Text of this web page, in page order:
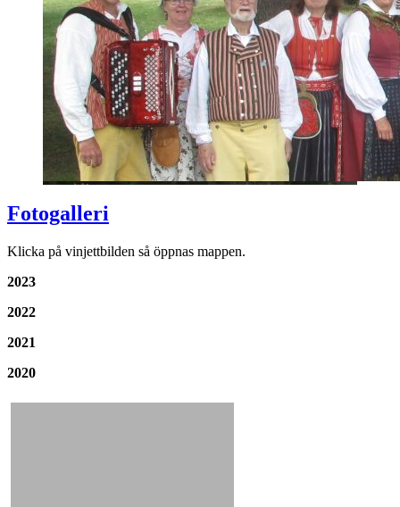
Fotogalleri
Klicka på vinjettbilden så öppnas mappen.
2023
2022
2021
2020